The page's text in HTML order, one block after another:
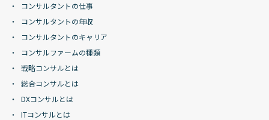
コンサルタントの仕事
コンサルタントの年収
コンサルタントのキャリア
コンサルファームの種類
戦略コンサルとは
総合コンサルとは
DXコンサルとは
ITコンサルとは